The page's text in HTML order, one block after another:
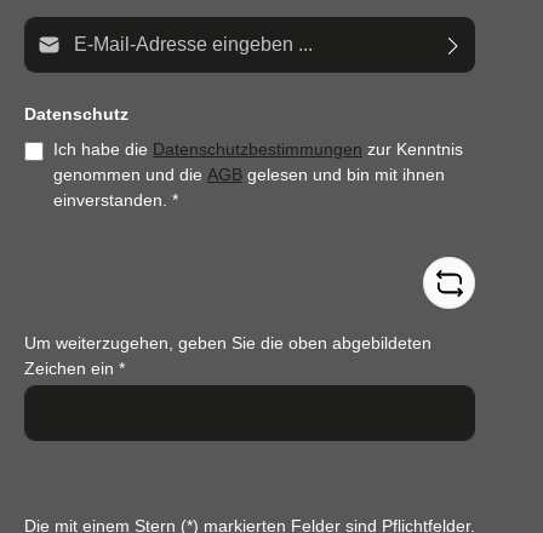
E-Mail-Adresse*
Datenschutz
Ich habe die Datenschutzbestimmungen zur Kenntnis
genommen und die AGB gelesen und bin mit ihnen
einverstanden. *
Um weiterzugehen, geben Sie die oben abgebildeten
Zeichen ein *
Die mit einem Stern (*) markierten Felder sind Pflichtfelder.